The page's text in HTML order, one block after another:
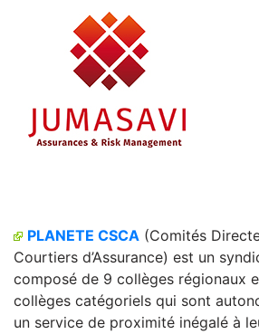
PLANETE CSCA(Comités
Courtiers d’Assurance) est un
composé de 9 collèges régionaux
collèges catégoriels qui sont
un service de proximité inégalé à